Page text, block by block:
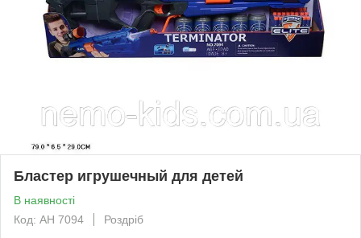
Бластер игрушечный для детей
В наявності
Код: АН 7094
Роздріб